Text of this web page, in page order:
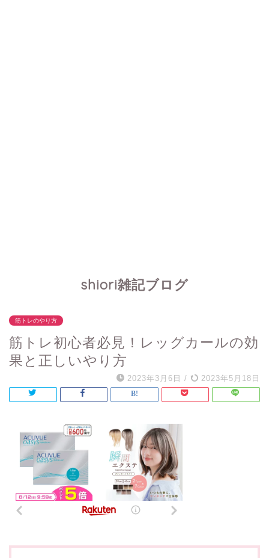
shiori雑記ブログ
筋トレのやり方
筋トレ初心者必見！レッグカールの効
果と正しいやり方
2023年3月6日 / 2023年5月18日